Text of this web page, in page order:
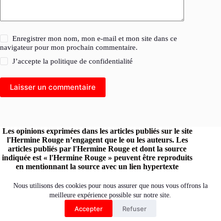
Nous utilisons des cookies pour nous assurer que nous vous offrons la
meilleure expérience possible sur notre site.
Accepter Refuser
Enregistrer mon nom, mon e-mail et mon site dans ce
navigateur pour mon prochain commentaire.
J’accepte lapolitique de confidentialité
Laisser un commentaire
Les opinions exprimées dans les articles publiés sur le site
l'Hermine Rouge n’engagent que le ou les auteurs. Les
articles publiés par l'Hermine Rouge et dont la source
indiquée est « l'Hermine Rouge » peuvent être reproduits
en mentionnant la source avec un lien hypertexte
Retrouvez l'Hermine Rouge sur les réseaux :